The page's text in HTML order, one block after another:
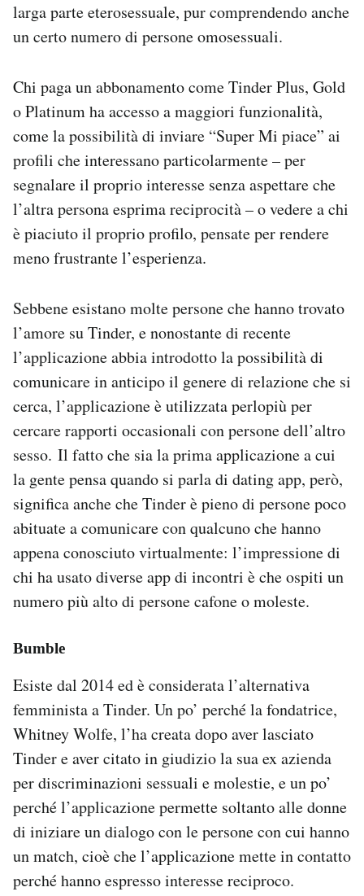
larga parte eterosessuale, pur comprendendo anche
un certo numero di persone omosessuali.
Chi paga un abbonamento come Tinder Plus, Gold
o Platinum ha accesso a maggiori funzionalità,
come la possibilità di inviare “Super Mi piace” ai
profili che interessano particolarmente – per
segnalare il proprio interesse senza aspettare che
l’altra persona esprima reciprocità – o vedere a chi
è piaciuto il proprio profilo, pensate per rendere
meno frustrante l’esperienza.
Sebbene esistano molte persone che hanno trovato
l’amore su Tinder, e nonostante di recente
l’applicazione abbia introdotto la possibilità di
comunicare in anticipo il genere di relazione che si
cerca, l’applicazione è utilizzata perlopiù per
cercare rapporti occasionali con persone dell’altro
sesso. Il fatto che sia la prima applicazione a cui
la gente pensa quando si parla di dating app, però,
significa anche che Tinder è pieno di persone poco
abituate a comunicare con qualcuno che hanno
appena conosciuto virtualmente: l’impressione di
chi ha usato diverse app di incontri è che ospiti un
numero più alto di persone cafone o moleste.
Bumble
Esiste dal 2014 ed è considerata l’alternativa
femminista a Tinder. Un po’ perché la fondatrice,
Whitney Wolfe, l’ha creata dopo aver lasciato
Tinder e aver citato in giudizio la sua ex azienda
per discriminazioni sessuali e molestie, e un po’
perché l’applicazione permette soltanto alle donne
di iniziare un dialogo con le persone con cui hanno
un match, cioè che l’applicazione mette in contatto
perché hanno espresso interesse reciproco.